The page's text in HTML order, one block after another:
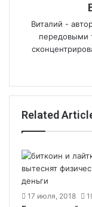
Виталий -
передовыми
Related
17 июля, 2018